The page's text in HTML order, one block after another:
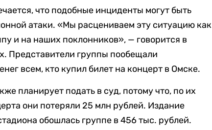
что подобные инциденты могут быть
атаки. «Мы расцениваем эту ситуацию как
и на наших поклонников», — говорится в
Представители группы пообещали
всем, кто купил билет на концерт в Омске.
планирует подать в суд, потому что, по их
они потеряли 25 млн рублей. Издание
обошлась группе в 456 тыс. рублей.